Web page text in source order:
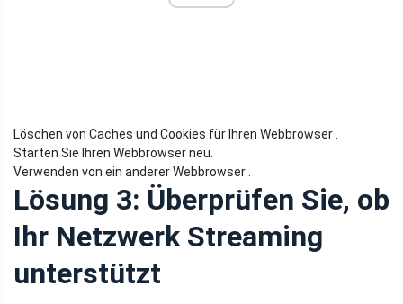
Löschen von Caches und Cookies für Ihren Webbrowser .
Starten Sie Ihren Webbrowser neu.
Verwenden von ein anderer Webbrowser .
Lösung 3: Überprüfen Sie, ob
Ihr Netzwerk Streaming
unterstützt